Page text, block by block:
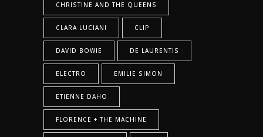
CHRISTINE AND THE QUEENS
CLARA LUCIANI CLIP
DAVID BOWIE DE LAURENTIS
ELECTRO EMILIE SIMON
ETIENNE DAHO
FLORENCE + THE MACHINE